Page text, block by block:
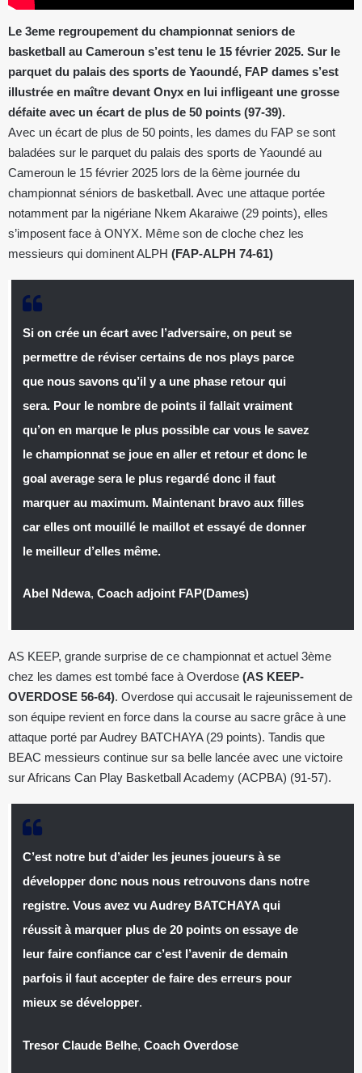
Le 3eme regroupement du championnat seniors de
basketball au Cameroun s’est tenu le 15 février 2025. Sur le
parquet du palais des sports de Yaoundé, FAP dames s’est
illustrée en maître devant Onyx en lui infligeant une grosse
défaite avec un écart de plus de 50 points (97-39).
Avec un écart de plus de 50 points, les dames du FAP se sont
baladées sur le parquet du palais des sports de Yaoundé au
Cameroun le 15 février 2025 lors de la 6ème journée du
championnat séniors de basketball. Avec une attaque portée
notamment par la nigériane Nkem Akaraiwe (29 points), elles
s’imposent face à ONYX. Même son de cloche chez les
messieurs qui dominent ALPH (FAP-ALPH 74-61)
Si on crée un écart avec l’adversaire, on peut se
permettre de réviser certains de nos plays parce
que nous savons qu’il y a une phase retour qui
sera. Pour le nombre de points il fallait vraiment
qu’on en marque le plus possible car vous le savez
le championnat se joue en aller et retour et donc le
goal average sera le plus regardé donc il faut
marquer au maximum. Maintenant bravo aux filles
car elles ont mouillé le maillot et essayé de donner
le meilleur d’elles même.
Abel Ndewa, Coach adjoint FAP(Dames)
AS KEEP, grande surprise de ce championnat et actuel 3ème
chez les dames est tombé face à Overdose (AS KEEP-
OVERDOSE 56-64). Overdose qui accusait le rajeunissement de
son équipe revient en force dans la course au sacre grâce à une
attaque porté par Audrey BATCHAYA (29 points). Tandis que
BEAC messieurs continue sur sa belle lancée avec une victoire
sur Africans Can Play Basketball Academy (ACPBA) (91-57).
C’est notre but d’aider les jeunes joueurs à se
développer donc nous nous retrouvons dans notre
registre. Vous avez vu Audrey BATCHAYA qui
réussit à marquer plus de 20 points on essaye de
leur faire confiance car c’est l’avenir de demain
parfois il faut accepter de faire des erreurs pour
mieux se développer.
Tresor Claude Belhe, Coach Overdose